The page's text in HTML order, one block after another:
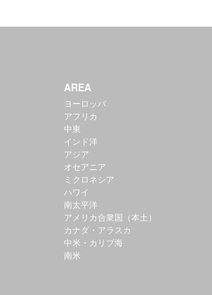
AREA
ヨーロッパ
アフリカ
中東
インド洋
アジア
オセアニア
ミクロネシア
ハワイ
南太平洋
アメリカ合衆国（本土）
カナダ・アラスカ
中米・カリブ海
南米